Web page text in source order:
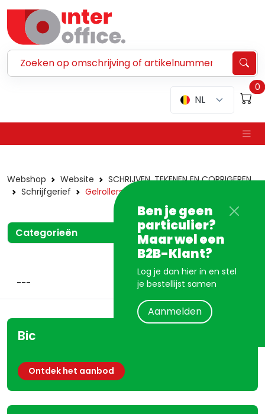
NL
0
Ben je geen
particulier?
Maar wel een
B2B-Klant?
Log je dan hier in en stel
je bestellijst samen
Aanmelden
Webshop Website
SCHRIJVEN, TEKENEN EN CORRIGEREN
Schrijfgerief
Gelrollers en -vullingen
Categorieën
Bic
Ontdek het aanbod